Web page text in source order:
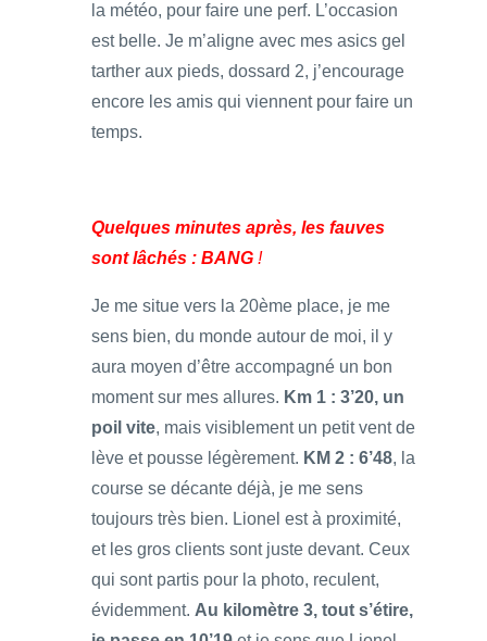
la météo, pour faire une perf. L’occasion
est belle. Je m’aligne avec mes asics gel
tarther aux pieds, dossard 2, j’encourage
encore les amis qui viennent pour faire un
temps.
Quelques minutes après, les fauves
sont lâchés : BANG !
Je me situe vers la 20ème place, je me
sens bien, du monde autour de moi, il y
aura moyen d’être accompagné un bon
moment sur mes allures. Km 1 : 3’20, un
poil vite, mais visiblement un petit vent de
lève et pousse légèrement. KM 2 : 6’48, la
course se décante déjà, je me sens
toujours très bien. Lionel est à proximité,
et les gros clients sont juste devant. Ceux
qui sont partis pour la photo, reculent,
évidemment. Au kilomètre 3, tout s’étire,